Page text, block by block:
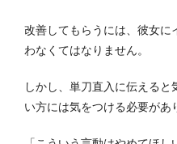
改善してもらうには、彼女に
わなくてはなりません。
しかし、単刀直入に伝える
い方には気をつける必要があ